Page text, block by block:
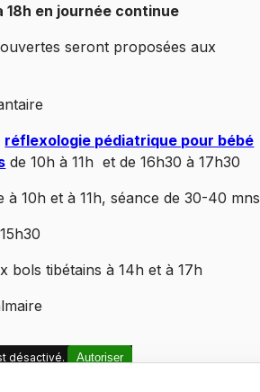
18h en journée continue
seront proposées aux
réflexologie pédiatrique pour bébé
de 10h à 11h et de 16h30 à 17h30
à 10h et à 11h, séance de 30-40 mns
bols tibétains à 14h et à 17h
désactivé.
Autoriser